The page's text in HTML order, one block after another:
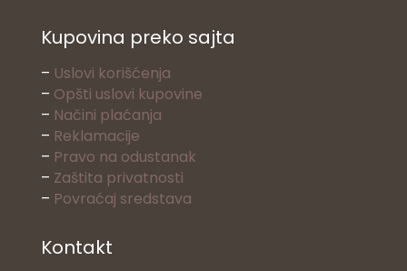
Kupovina preko sajta
– Uslovi korišćenja
– Opšti uslovi kupovine
– Načini plaćanja
– Reklamacije
– Pravo na odustanak
– Zaštita privatnosti
– Povraćaj sredstava
Kontakt